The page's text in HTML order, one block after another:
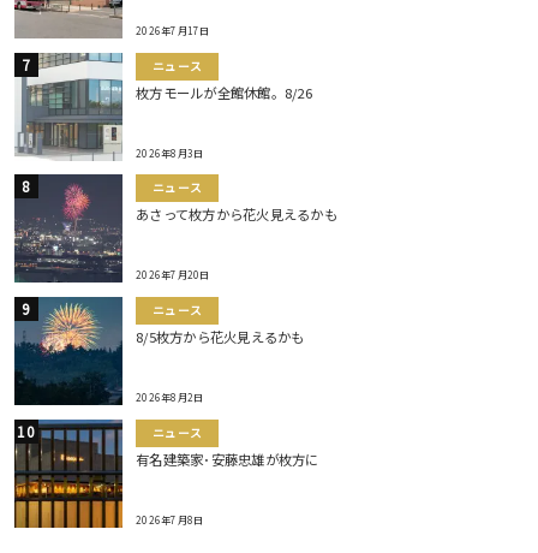
2026年7月17日
ニュース
枚方モールが全館休館。8/26
2026年8月3日
ニュース
あさって枚方から花火見えるかも
2026年7月20日
ニュース
8/5枚方から花火見えるかも
2026年8月2日
ニュース
有名建築家･安藤忠雄が枚方に
2026年7月8日